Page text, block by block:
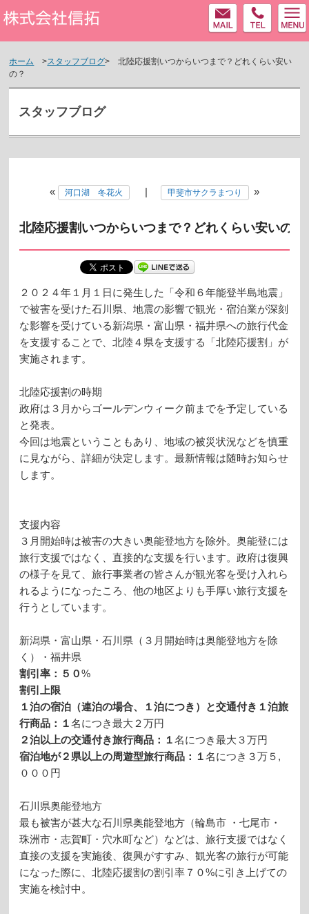
tel
MAIL
ホーム >スタッフブログ> 北陸応援割いつからいつまで？どれくらい安い
の？
スタッフブログ
« 河口湖 冬花火 | 甲斐市サクラまつり »
北陸応援割いつからいつまで？どれくらい安いの？
２０２４年１月１日に発生した「令和６年能登半島地震」
で被害を受けた石川県、地震の影響で観光・宿泊業が深刻
な影響を受けている新潟県・富山県・福井県への旅行代金
を支援することで、北陸４県を支援する「北陸応援割」が
実施されます。
北陸応援割の時期
政府は３月からゴールデンウィーク前までを予定している
と発表。
今回は地震ということもあり、地域の被災状況などを慎重
に見ながら、詳細が決定します。最新情報は随時お知らせ
します。
支援内容
３月開始時は被害の大きい奥能登地方を除外。奥能登には
旅行支援ではなく、直接的な支援を行います。政府は復興
の様子を見て、旅行事業者の皆さんが観光客を受け入れら
れるようになったころ、他の地区よりも手厚い旅行支援を
行うとしています。
新潟県・富山県・石川県（３月開始時は奥能登地方を除
く）・福井県
割引率：５０%
割引上限
１泊の宿泊（連泊の場合、１泊につき）と交通付き１泊旅
行商品：１名につき最大２万円
２泊以上の交通付き旅行商品：１名につき最大３万円
宿泊地が２県以上の周遊型旅行商品：１名につき３万５,
０００円
石川県奥能登地方
最も被害が甚大な石川県奥能登地方（輪島市 ・七尾市・
珠洲市・志賀町・穴水町など）などは、旅行支援ではなく
直接の支援を実施後、復興がすすみ、観光客の旅行が可能
になった際に、北陸応援割の割引率７０%に引き上げての
実施を検討中。